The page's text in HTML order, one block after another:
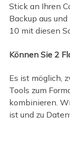
Stick an Ihren
Backup aus
10 mit diesen
Können Sie 2
Es ist möglich,
Tools zum
kombinieren.
ist und zu